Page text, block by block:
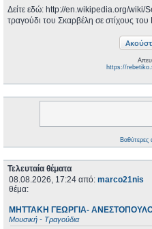
Δείτε εδώ: http://en.wikipedia.org/wiki/
τραγούδι του Σκαρβέλη σε στίχους
https://
Βαθύτερες
Τελευταία θέματα
08.08.2026, 17:24 από: marco21nis
θέμα:
ΜΗΤΤΑΚΗ ΓΕΩΡΓΙΑ-
Μουσική - Τραγούδια